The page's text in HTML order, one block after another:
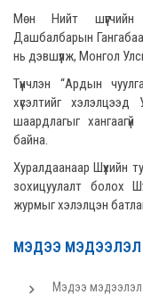
Мөн Нийт
Дашбалбарын
нь дэвшүүлж, Монгол
Түүнчлэн “Ардын
хүсэлтийг
шаардлагыг
байна.
Хуралдаанаар Шүүхийн
зохицуулалт болох
журмыг хэлэлцэн
МЭДЭЭ МЭДЭЭЛЭЛ
Мэдээ мэдээлэл